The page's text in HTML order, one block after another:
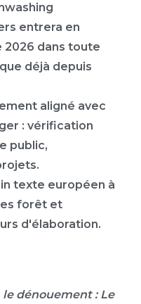
entrera en
2026 dans toute
déjà depuis
aligné avec
: vérification
public,
texte européen à
forêt et
d'élaboration.
dénouement : Le